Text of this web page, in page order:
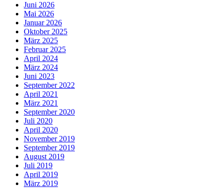
Juni 2026
Mai 2026
Januar 2026
Oktober 2025
März 2025
Februar 2025
April 2024
März 2024
Juni 2023
September 2022
April 2021
März 2021
September 2020
Juli 2020
April 2020
November 2019
September 2019
August 2019
Juli 2019
April 2019
März 2019